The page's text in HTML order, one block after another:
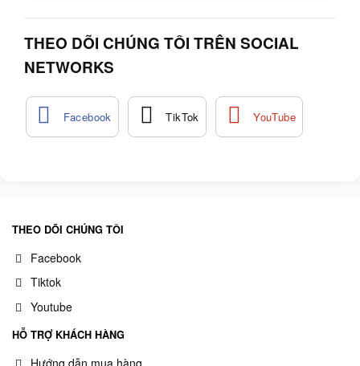
THEO DÕI CHÚNG TÔI TRÊN SOCIAL
NETWORKS
THEO DÕI CHÚNG TÔI
Facebook
Tiktok
Youtube
HỖ TRỢ KHÁCH HÀNG
Hướng dẫn mua hàng